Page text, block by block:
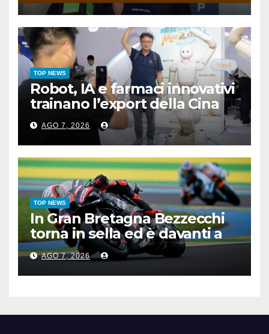
TOP NEWS
Robot, IA e farmaci innovativi
trainano l’export della Cina
AGO 7, 2026
TOP NEWS
In Gran Bretagna Bezzecchi
torna in sella ed è davanti a
tutti nelle Practice
AGO 7, 2026